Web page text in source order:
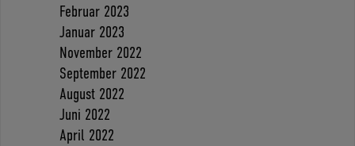
Februar 2023
Januar 2023
November 2022
September 2022
August 2022
Juni 2022
April 2022